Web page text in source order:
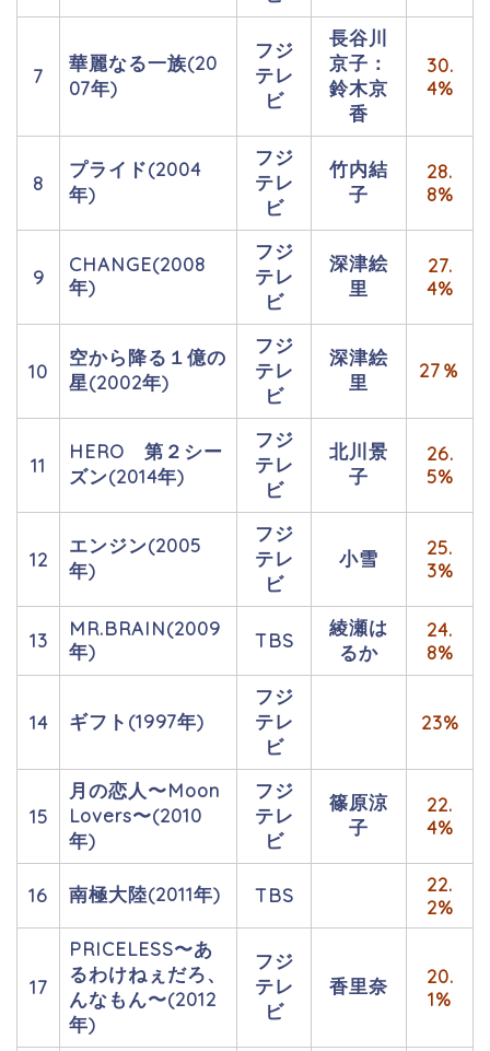
7
華麗なる一族(20
07年)
フジ
テレ
ビ
長谷川
京子：
鈴木京
香
30.
4%
8
プライド(2004
年)
フジ
テレ
ビ
竹内結
子
28.
8%
9
CHANGE(2008
年)
フジ
テレ
ビ
深津絵
里
27.
4%
10
空から降る１億の
星(2002年)
フジ
テレ
ビ
深津絵
里
27％
11
HERO 第２シー
ズン(2014年)
フジ
テレ
ビ
北川景
子
26.
5%
12
エンジン(2005
年)
フジ
テレ
ビ
小雪
25.
3%
13
MR.BRAIN(2009
年)
TBS
綾瀬は
るか
24.
8%
14 ギフト(1997年)
フジ
テレ
ビ
23%
15
月の恋人〜Moon
Lovers〜(2010
年)
フジ
テレ
ビ
篠原涼
子
22.
4%
16 南極大陸(2011年) TBS
22.
2%
17
PRICELESS〜あ
るわけねぇだろ、
んなもん〜(2012
年)
フジ
テレ
ビ
香里奈
20.
1%